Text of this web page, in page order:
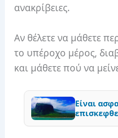
ανακρίβειες.
Αν θέλετε να μάθετε
το υπέροχο μέρος,
και μάθετε πού να
Είναι